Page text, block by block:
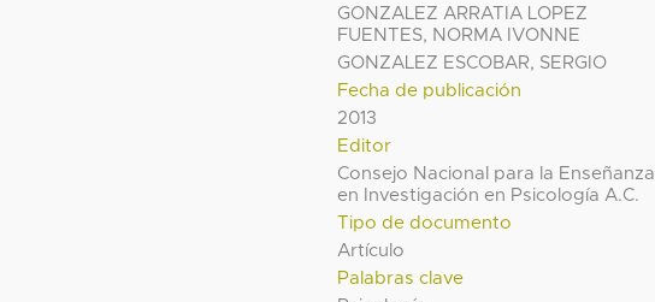
GONZALEZ ARRATIA LOPEZ
FUENTES, NORMA IVONNE
GONZALEZ ESCOBAR, SERGIO
Fecha de publicación
2013
Editor
Consejo Nacional para la Enseñanza
en Investigación en Psicología A.C.
Tipo de documento
Artículo
Palabras clave